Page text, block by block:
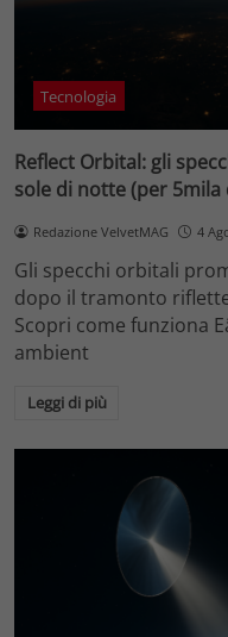
Tecnologia
Reflect Orbital: gli
sole di notte (per 5mila
Redazione VelvetMAG 4
Gli specchi orbitali
dopo il tramonto
Scopri come funziona
ambient
Leggi di più